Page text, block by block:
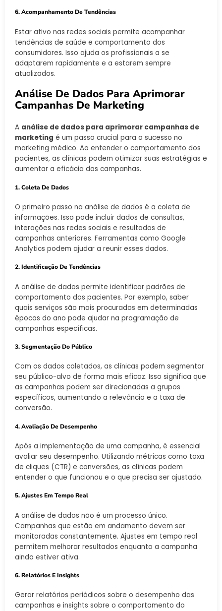
6. Acompanhamento De Tendências
Estar ativo nas redes sociais permite acompanhar
tendências de saúde e comportamento dos
consumidores. Isso ajuda os profissionais a se
adaptarem rapidamente e a estarem sempre
atualizados.
Análise De Dados Para Aprimorar
Campanhas De Marketing
A análise de dados para aprimorar campanhas de
marketing é um passo crucial para o sucesso no
marketing médico. Ao entender o comportamento dos
pacientes, as clínicas podem otimizar suas estratégias e
aumentar a eficácia das campanhas.
1. Coleta De Dados
O primeiro passo na análise de dados é a coleta de
informações. Isso pode incluir dados de consultas,
interações nas redes sociais e resultados de
campanhas anteriores. Ferramentas como Google
Analytics podem ajudar a reunir esses dados.
2. Identificação De Tendências
A análise de dados permite identificar padrões de
comportamento dos pacientes. Por exemplo, saber
quais serviços são mais procurados em determinadas
épocas do ano pode ajudar na programação de
campanhas específicas.
3. Segmentação Do Público
Com os dados coletados, as clínicas podem segmentar
seu público-alvo de forma mais eficaz. Isso significa que
as campanhas podem ser direcionadas a grupos
específicos, aumentando a relevância e a taxa de
conversão.
4. Avaliação De Desempenho
Após a implementação de uma campanha, é essencial
avaliar seu desempenho. Utilizando métricas como taxa
de cliques (CTR) e conversões, as clínicas podem
entender o que funcionou e o que precisa ser ajustado.
5. Ajustes Em Tempo Real
A análise de dados não é um processo único.
Campanhas que estão em andamento devem ser
monitoradas constantemente. Ajustes em tempo real
permitem melhorar resultados enquanto a campanha
ainda estiver ativa.
6. Relatórios E Insights
Gerar relatórios periódicos sobre o desempenho das
campanhas e insights sobre o comportamento do